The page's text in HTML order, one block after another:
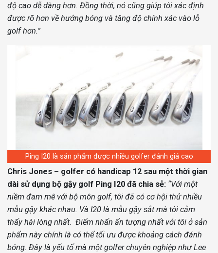
độ cao dễ dàng hơn. Đồng thời, nó cũng giúp tôi xác định
được rõ hơn về hướng bóng và tăng độ chính xác vào lỗ
golf hơn.”
Ping I20 là sản phẩm được nhiều golfer đánh giá cao
Chris Jones – golfer có handicap 12 sau một thời gian
dài sử dụng bộ gậy golf Ping I20 đã chia sẻ: “Với một
niềm đam mê với bộ môn golf, tôi đã có cơ hội thử nhiều
mẫu gậy khác nhau. Và I20 là mẫu gậy sắt mà tôi cảm
thấy hài lòng nhất. Điểm nhấn ấn tượng nhất với tôi ở sản
phẩm này chính là có thể tối ưu được khoảng cách đánh
bóng. Đây là yếu tố mà một golfer chuyên nghiệp như Lee